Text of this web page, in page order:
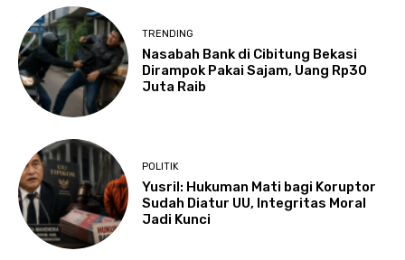
TRENDING
Nasabah Bank di Cibitung Bekasi
Dirampok Pakai Sajam, Uang Rp30
Juta Raib
POLITIK
Yusril: Hukuman Mati bagi Koruptor
Sudah Diatur UU, Integritas Moral
Jadi Kunci